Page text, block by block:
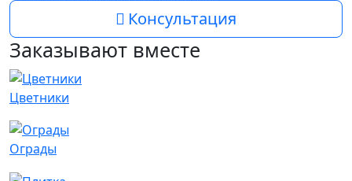
Консультация
Заказывают вместе
Цветники
Ограды